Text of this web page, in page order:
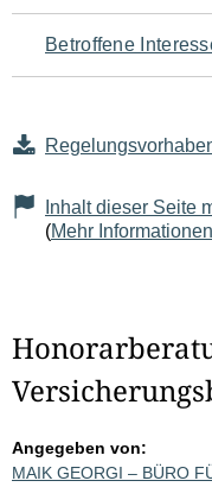
für
den
Seiteninhalt
Betroffene
Inhalt dieser Seite
(Mehr Informationen
Angegeben von:
MAIK GEORGI – BÜRO